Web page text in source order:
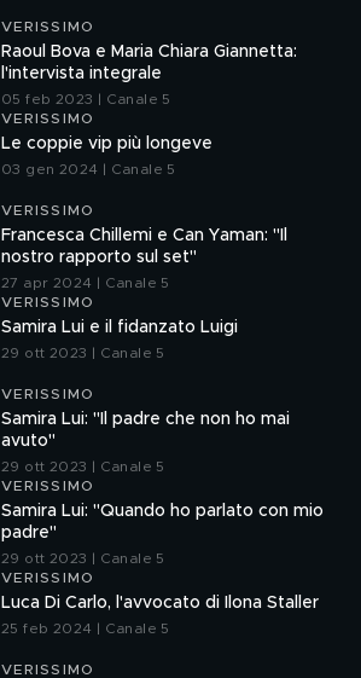
VERISSIMO
Raoul Bova e Maria Chiara Giannetta:
l'intervista integrale
05 feb 2023 | Canale 5
VERISSIMO
Le coppie vip più longeve
03 gen 2024 | Canale 5
VERISSIMO
Francesca Chillemi e Can Yaman: "Il
nostro rapporto sul set"
27 apr 2024 | Canale 5
VERISSIMO
Samira Lui e il fidanzato Luigi
29 ott 2023 | Canale 5
VERISSIMO
Samira Lui: "Il padre che non ho mai
avuto"
29 ott 2023 | Canale 5
VERISSIMO
Samira Lui: "Quando ho parlato con mio
padre"
29 ott 2023 | Canale 5
VERISSIMO
Luca Di Carlo, l'avvocato di Ilona Staller
25 feb 2024 | Canale 5
VERISSIMO